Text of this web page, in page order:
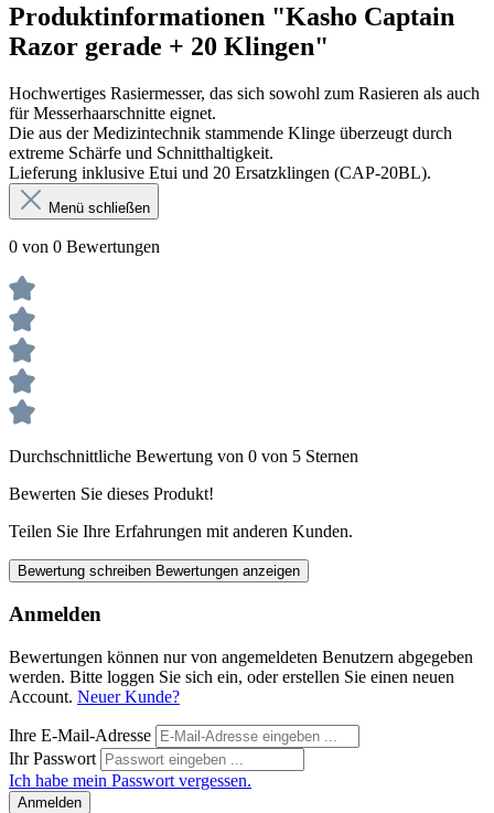
Produktinformationen "Kasho Captain
Razor gerade + 20 Klingen"
Hochwertiges Rasiermesser, das sich sowohl zum Rasieren als auch
für Messerhaarschnitte eignet.
Die aus der Medizintechnik stammende Klinge überzeugt durch
extreme Schärfe und Schnitthaltigkeit.
Lieferung inklusive Etui und 20 Ersatzklingen (CAP-20BL).
Menü schließen
0 von 0 Bewertungen
Durchschnittliche Bewertung von 0 von 5 Sternen
Bewerten Sie dieses Produkt!
Teilen Sie Ihre Erfahrungen mit anderen Kunden.
Bewertung schreiben Bewertungen anzeigen
Anmelden
Bewertungen können nur von angemeldeten Benutzern abgegeben
werden. Bitte loggen Sie sich ein, oder erstellen Sie einen neuen
Account. Neuer Kunde?
Ihre E-Mail-Adresse
Ihr Passwort
Ich habe mein Passwort vergessen.
Anmelden